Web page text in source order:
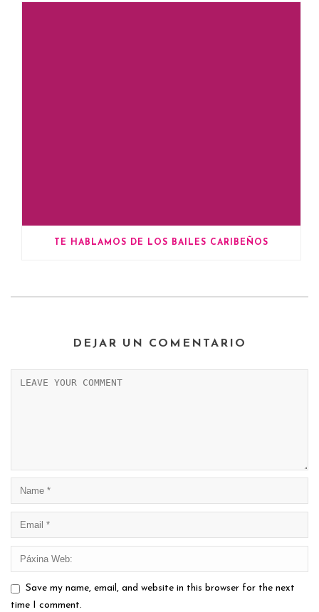
TE HABLAMOS DE LOS BAILES CARIBEÑOS
DEJAR UN COMENTARIO
Save my name, email, and website in this browser for the next
time I comment.